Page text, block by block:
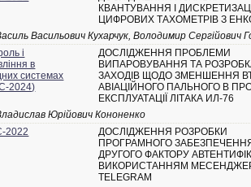
КВАНТУВАННЯ І
ЦИФРОВИХ ТАХОМЕТРІВ З
Васильович Кухарчук, Володимир Сергійович
і
в
системах
2024)
ДОСЛІДЖЕННЯ ПРОБЛЕМИ
ВИПАРОВУВАННЯ ТА
ЗАХОДІВ ЩОДО ЗМЕНШЕННЯ
АВІАЦІЙНОГО ПАЛЬНОГО В
ЕКСПЛУАТАЦІЇ ЛІТАКА ИЛ-76
Юрійович Кононенко
2022
ДОСЛІДЖЕННЯ РОЗРОБКИ
ПРОГРАМНОГО
ДРУГОГО ФАКТОРУ
ВИКОРИСТАННЯМ
TELEGRAM